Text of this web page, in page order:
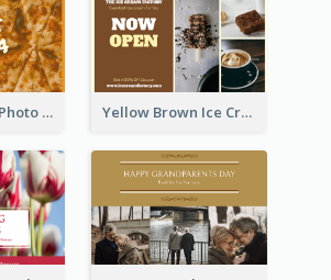
Orange Pizza Photo Restaurant Postcard Yellow Brown Ice Cream Shop Postcard